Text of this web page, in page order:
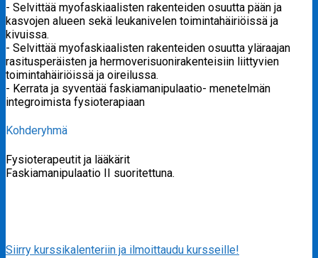
- Selvittää myofaskiaalisten rakenteiden osuutta pään ja
kasvojen alueen sekä leukanivelen toimintahäiriöissä ja
kivuissa.
- Selvittää myofaskiaalisten rakenteiden osuutta yläraajan
rasitusperäisten ja hermoverisuonirakenteisiin liittyvien
toimintahäiriöissä ja oireilussa.
- Kerrata ja syventää faskiamanipulaatio- menetelmän
integroimista fysioterapiaan
Kohderyhmä
Fysioterapeutit ja lääkärit
Faskiamanipulaatio II suoritettuna.
Siirry kurssikalenteriin ja ilmoittaudu kursseille!